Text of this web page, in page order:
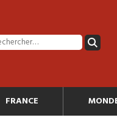
FRANCE